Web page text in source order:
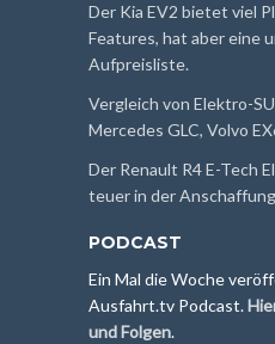
Der Kia EV2 bietet viel
Features, hat aber eine
Aufpreisliste.
Vergleich von Elektro-
Mercedes GLC, Volvo
Der Renault R4 E-Tech
teuer in der
PODCAST
Ein Mal die Woche
Ausfahrt.tv Podcast.
und Folgen.